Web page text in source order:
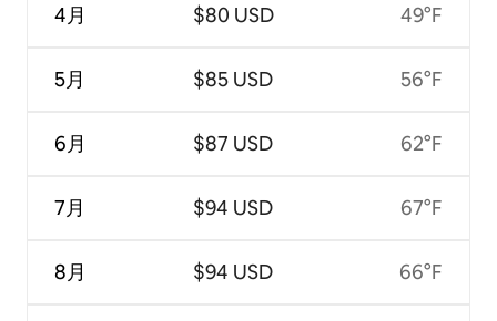
4月
5月
6月
7月
8月
$80 USD
$85 USD
$87 USD
$94 USD
$94 USD
49°F
56°F
62°F
67°F
66°F